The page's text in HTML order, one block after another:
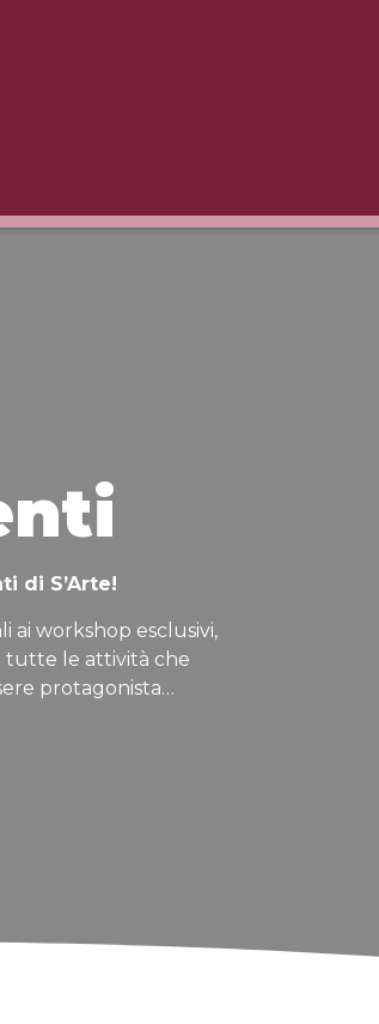
di S’Arte!
ai workshop esclusivi,
tutte le attività che
protagonista…